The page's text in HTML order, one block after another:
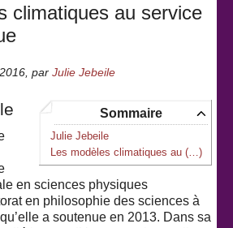
climatiques au service
par Julie Jebeile
Sommaire
Julie Jebeile
Les modèles climatiques au (…)
en sciences physiques
en philosophie des sciences à
a soutenue en 2013. Dans sa